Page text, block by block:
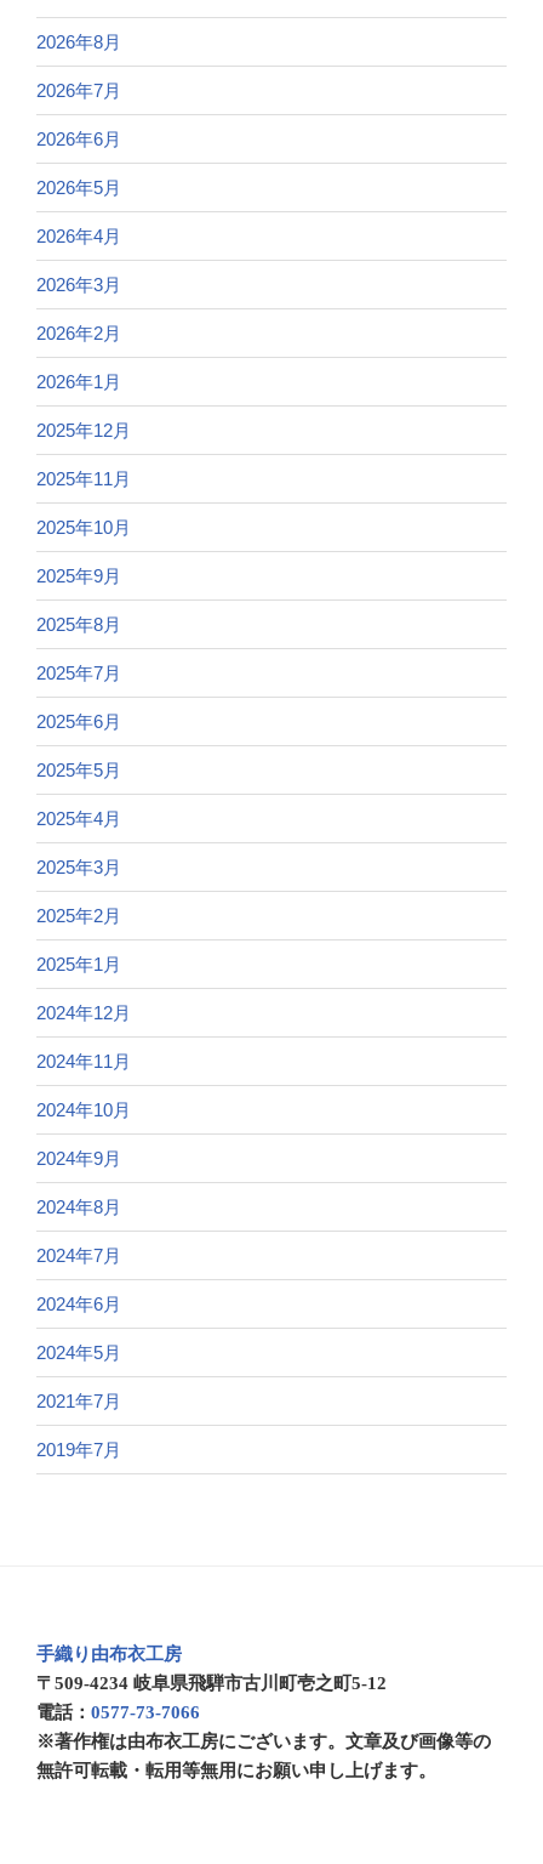
2026年8月
2026年7月
2026年6月
2026年5月
2026年4月
2026年3月
2026年2月
2026年1月
2025年12月
2025年11月
2025年10月
2025年9月
2025年8月
2025年7月
2025年6月
2025年5月
2025年4月
2025年3月
2025年2月
2025年1月
2024年12月
2024年11月
2024年10月
2024年9月
2024年8月
2024年7月
2024年6月
2024年5月
2021年7月
2019年7月
手織り由布衣工房
〒509-4234 岐阜県飛騨市古川町壱之町5-12
電話： 0577-73-7066
※著作権は由布衣工房にございます。文章及び画像等の
無許可転載・転用等無用にお願い申し上げます。